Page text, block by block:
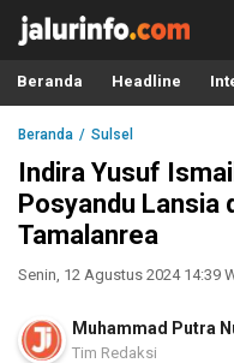
Info Terbaru, Berita
Terkini, Akurat dan
Beranda Headline
Beranda Sulsel
Indira Yusuf
Posyandu Lansia
Tamalanrea
Senin, 12 Agustus 2024 14:39
Muhammad Putra
Tim Redaksi